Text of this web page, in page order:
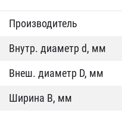
Производитель
Внутр. диаметр d, мм
Внеш. диаметр D, мм
Ширина B, мм